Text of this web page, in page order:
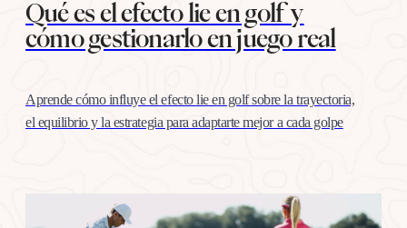
Qué es el efecto lie en golf y
cómo gestionarlo en juego real
Aprende cómo influye el efecto lie en golf sobre la trayectoria,
el equilibrio y la estrategia para adaptarte mejor a cada golpe